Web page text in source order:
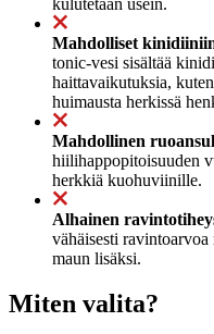
Mahdolliset
tonic-vesi sisältää
haittavaikutuksia,
huimausta herkissä
Mahdollinen
hiilihappopitoisuuden
herkkiä kuohuviinille.
Alhainen
vähäisesti ravintoarvoa
maun lisäksi.
Miten valita?